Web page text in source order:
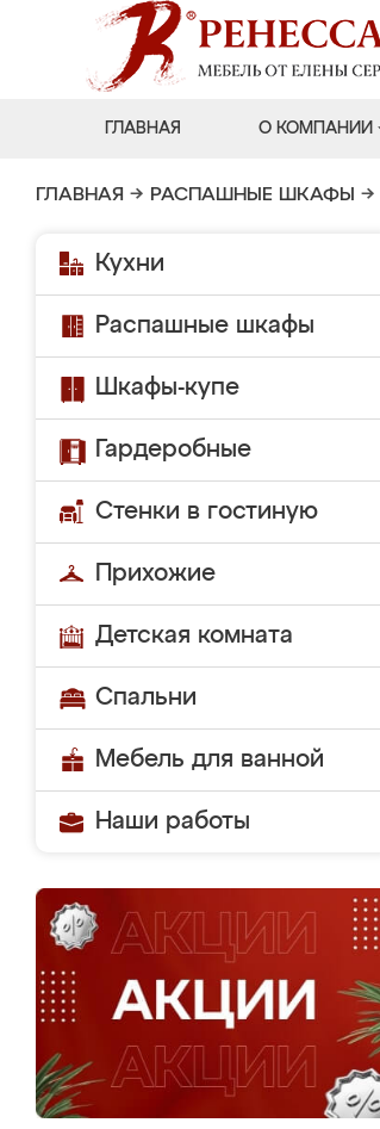
ГЛАВНАЯ О КОМПАНИИ
ГЛАВНАЯ → РАСПАШНЫЕ ШКАФЫ →
Кухни
Распашные шкафы
Шкафы-купе
Гардеробные
Стенки в гостиную
Прихожие
Детская комната
Спальни
Мебель для ванной
Наши работы